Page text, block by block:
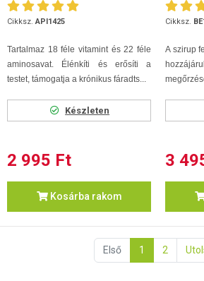
Cikksz.API1425
Tartalmaz 18 féle vitamint és 22 féle
aminosavat. Élénkíti és erősíti a
testet, támogatja a krónikus fáradts...
Készleten
2 995 Ft
Kosárba rakom
Cikksz.
A szirup
3
Első 1 2